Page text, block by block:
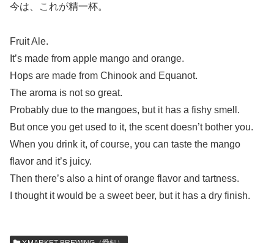
今は、これが精一杯。
Fruit Ale.
It’s made from apple mango and orange.
Hops are made from Chinook and Equanot.
The aroma is not so great.
Probably due to the mangoes, but it has a fishy smell.
But once you get used to it, the scent doesn’t bother you.
When you drink it, of course, you can taste the mango
flavor and it’s juicy.
Then there’s also a hint of orange flavor and tartness.
I thought it would be a sweet beer, but it has a dry finish.